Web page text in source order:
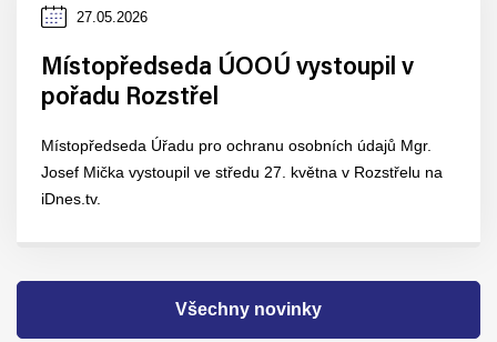
Datum
27.05.2026
Místopředseda ÚOOÚ vystoupil v
pořadu Rozstřel
Místopředseda Úřadu pro ochranu osobních údajů Mgr.
Josef Mička vystoupil ve středu 27. května v Rozstřelu na
iDnes.tv.
Všechny novinky